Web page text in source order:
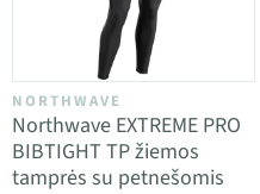
NORTHWAVE
Northwave EXTREME PRO
BIBTIGHT TP žiemos
tamprės su petnešomis